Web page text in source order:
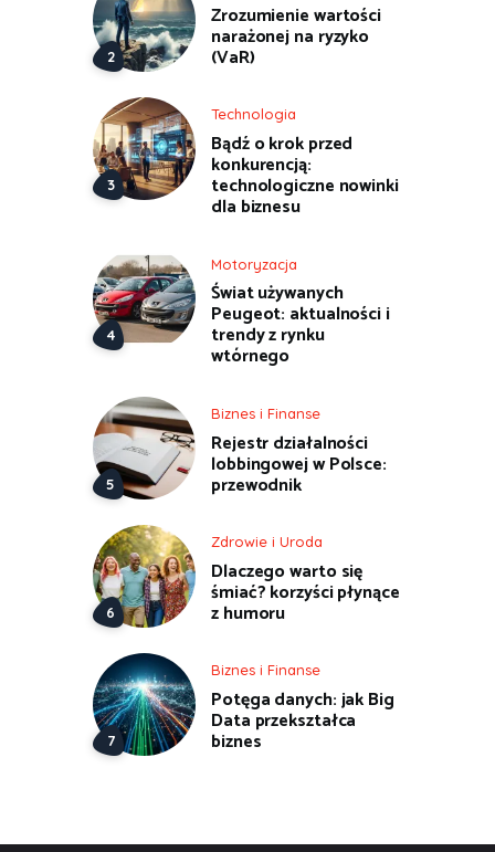
Zrozumienie wartości
narażonej na ryzyko
(VaR)
Technologia
Bądź o krok przed
konkurencją:
technologiczne nowinki
dla biznesu
Motoryzacja
Świat używanych
Peugeot: aktualności i
trendy z rynku
wtórnego
Biznes i Finanse
Rejestr działalności
lobbingowej w Polsce:
przewodnik
Zdrowie i Uroda
Dlaczego warto się
śmiać? korzyści płynące
z humoru
Biznes i Finanse
Potęga danych: jak Big
Data przekształca
biznes